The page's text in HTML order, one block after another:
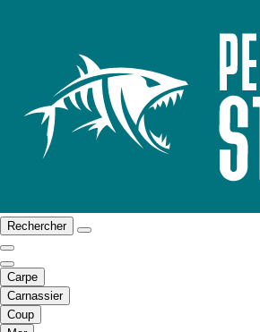
Rechercher
Carpe
Carnassier
Coup